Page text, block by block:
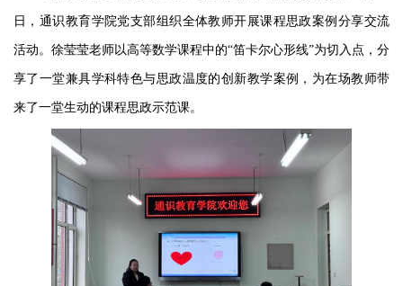
日，通识教育学院党支部组织全体教师开展课程思政案例分享交流
活动。徐莹莹老师以高等数学课程中的“笛卡尔心形线”为切入点，分
享了一堂兼具学科特色与思政温度的创新教学案例，为在场教师带
来了一堂生动的课程思政示范课。